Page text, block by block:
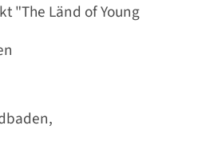
"The Länd of Young